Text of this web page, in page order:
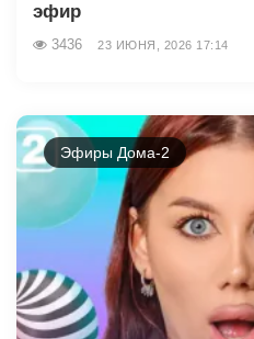
эфир
3436 23 ИЮНЯ, 2026 17:14
Эфиры Дома-2